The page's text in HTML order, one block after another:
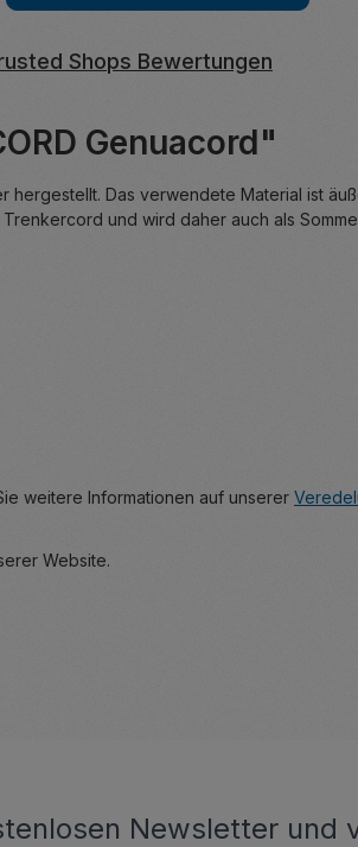
Shops Bewertungen
Genuacord"
hergestellt. Das verwendete Material ist
und wird daher auch als
weitere Informationen auf unserer
Website.
Newsletter und